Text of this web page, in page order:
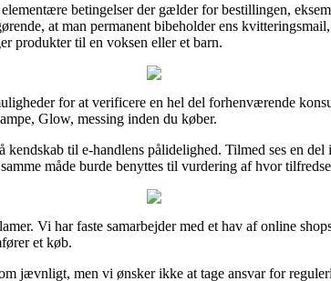
betingelser der gælder for bestillingen,
at man permanent bibeholder ens
produkter til en voksen eller et barn.
for at verificere en hel del forhenværende
Glow, messing inden du køber.
til e-handlens pålidelighed. Tilmed ses en del
måde burde benyttes til vurdering af hvor
Vi har faste samarbejder med et hav af online
et køb.
jævnligt, men vi ønsker ikke at tage ansvar for